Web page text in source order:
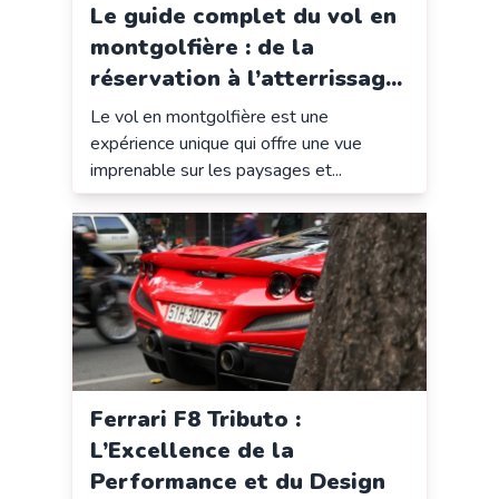
Le guide complet du vol en
montgolfière : de la
réservation à l’atterrissag...
Le vol en montgolfière est une
expérience unique qui offre une vue
imprenable sur les paysages et...
Ferrari F8 Tributo :
L’Excellence de la
Performance et du Design